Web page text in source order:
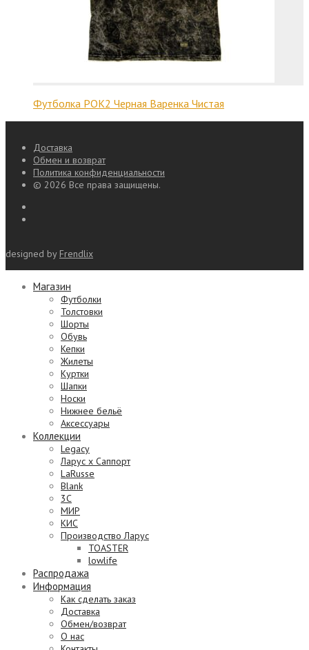
Футболка РОК2 Черная Варенка Чистая
Доставка
Обмен и возврат
Политика конфиденциальности
© 2026 Все права защищены.
designed by Frendlix
Магазин
Футболки
Толстовки
Шорты
Обувь
Кепки
Жилеты
Куртки
Шапки
Носки
Нижнее бельё
Аксессуары
Коллекции
Legacy
Ларус х Саппорт
LaRusse
Blank
3C
МИР
КИС
Производство Ларус
TOASTER
lowlife
Распродажа
Информация
Как сделать заказ
Доставка
Обмен/возврат
О нас